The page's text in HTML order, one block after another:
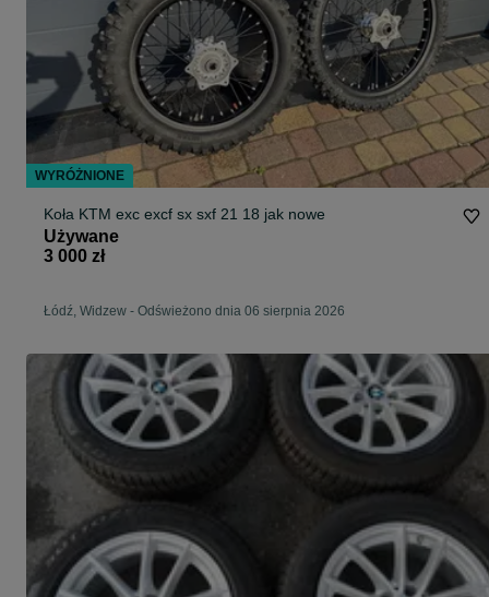
Koła KTM exc excf sx sxf 21 18 jak nowe
Używane
3 000 zł
Łódź, Widzew - Odświeżono dnia 06 sierpnia 2026
WYRÓŻNIONE